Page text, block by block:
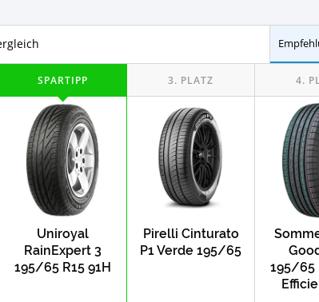
Sommerreifen 205/55 R16Test
60 R15Test Ganzjahresreifen 205/55 R16
45 R20Test Winterreifen 255/45 R20Test
Uniroyal
RainExpert 3
195/65 R15 91H
Pirelli Cinturato
P1 Verde 195/65
195/65